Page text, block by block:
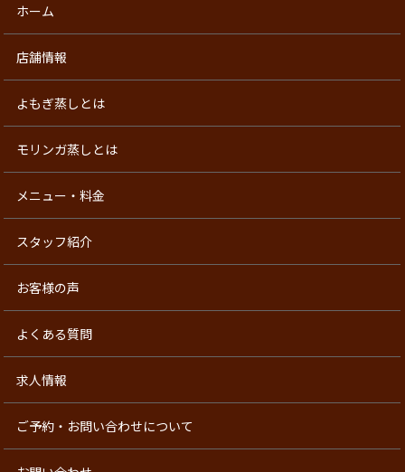
ホーム
店舗情報
よもぎ蒸しとは
モリンガ蒸しとは
メニュー・料金
スタッフ紹介
お客様の声
よくある質問
求人情報
ご予約・お問い合わせについて